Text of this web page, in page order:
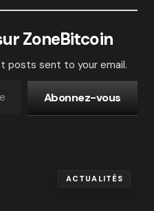
ZoneBitcoin
posts sent to your email.
Abonnez-vous
ACTUALITÉS